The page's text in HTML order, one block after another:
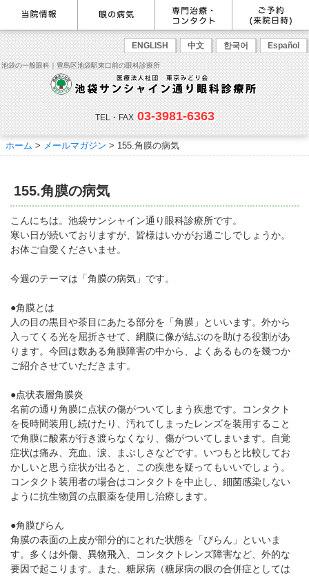
ENGLISH 中文 한국어 Español
池袋の一般眼科｜豊島区池袋駅東口前の眼科診療所
TEL・FAX 03-3981-6363
最新情報
感染症予防のための衛生環境整
備の取り組み
医師のご紹介
当院勤務医師のご紹介 ごあいさつ
院内の様子・設備
院内の様子 検査･治療･手術機器
診療のご案内・アクセス
アクセス
い
診察の流れ
リンク
よくある質問
パンフレットのダウンロード
眼の病気を調べる
病名から探す
症状から探す
目の構造から探す
主な眼科疾患
緑内障 網膜疾患
眼精疲労
ドライアイ
ものもらい
花粉症
白内障
アレルギー性結膜炎
コンタクトレンズ診
学校近視について
点眼液・眼軟膏について
眼科専門治療・特設ページ
緑内障専門治療ページ
角膜疾患専門治療ページ
ドライアイ専門治療ページ
網膜・硝子体専門治療ページ
黄斑疾患専門治療ページ
ぶどう膜炎専門治療ページ
白内障専門治療ページ
花粉症専門ページ
眼形成診療ページ
コンタクトレンズ診療
抗VEGF抗体療法
ボツリヌス療法
東口眼科医院)
コンタクトレンズ診療
コンタクトレンズの種類と特徴
しばらく眼科受診していない方
方へ
WEB予約(来院日時の設定)
一般眼科診療を予約
コンタクトレンズ診療を予約
緑内障専門治療を予約
角膜専門治療を予約
ドライアイ専門治療を予約
網膜・硝子体専門治療を予約
白内障専門治療を予約
白内障手術公開講座を予約
黄斑専門治療を予約
予約をキャンセルする
ご予約
ホーム > メールマガジン > 155.角膜の病気
155.角膜の病気
こんにちは。池袋サンシャイン通り眼科診療所です。
寒い日が続いておりますが、皆様はいかがお過ごしでしょうか。
お体ご自愛くださいませ。
今週のテーマは「角膜の病気」です。
●角膜とは
人の目の黒目や茶目にあたる部分を「角膜」といいます。外から
入ってくる光を屈折させて、網膜に像が結ぶのを助ける役割があ
ります。今回は数ある角膜障害の中から、よくあるものを幾つか
ご紹介させていただきます。
●点状表層角膜炎
名前の通り角膜に点状の傷がついてしまう疾患です。コンタクト
を長時間装用し続けたり、汚れてしまったレンズを装用すること
で角膜に酸素が行き渡らなくなり、傷がついてしまいます。自覚
症状は痛み、充血、涙、まぶしさなどです。いつもと比較してお
かしいと思う症状が出ると、この疾患を疑ってもいいでしょう。
コンタクト装用者の場合はコンタクトを中止し、細菌感染しない
ように抗生物質の点眼薬を使用し治療します。
●角膜びらん
角膜の表面の上皮が部分的にとれた状態を「びらん」といいま
す。多くは外傷、異物飛入、コンタクトレンズ障害など、外的な
要因で起こります。また、糖尿病（糖尿病の眼の合併症としては